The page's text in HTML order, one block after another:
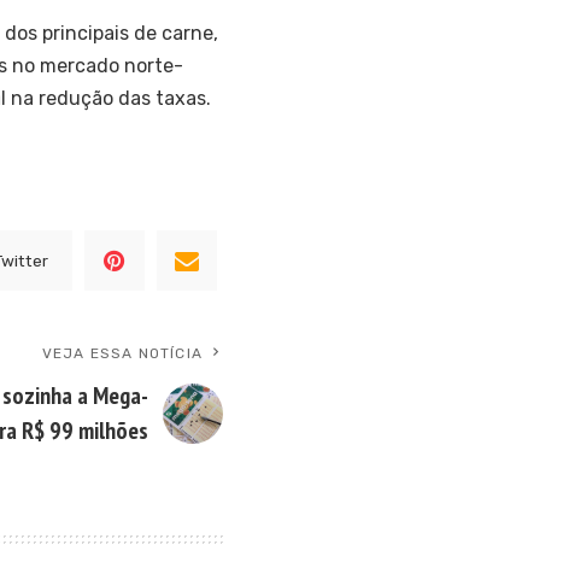
dos principais de carne,
no mercado norte-
na redução das taxas.
VEJA ESSA NOTÍCIA
a Mega-
R$ 99 milhões